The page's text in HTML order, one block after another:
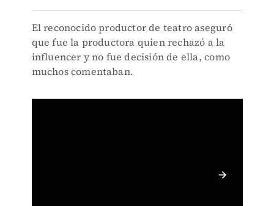
El reconocido productor de teatro aseguró
que fue la productora quien rechazó a la
influencer y no fue decisión de ella, como
muchos comentaban.